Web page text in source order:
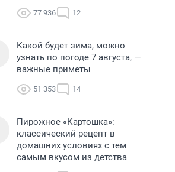
77 936 12
Какой будет зима, можно
узнать по погоде 7 августа, —
важные приметы
51 353 14
Пирожное «Картошка»:
классический рецепт в
домашних условиях с тем
самым вкусом из детства